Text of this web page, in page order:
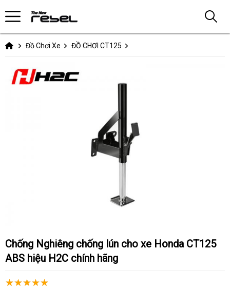
Đồ Chơi Xe ĐỒ CHƠI CT125
Chống Nghiêng chống lún cho xe Honda CT125
ABS hiệu H2C chính hãng